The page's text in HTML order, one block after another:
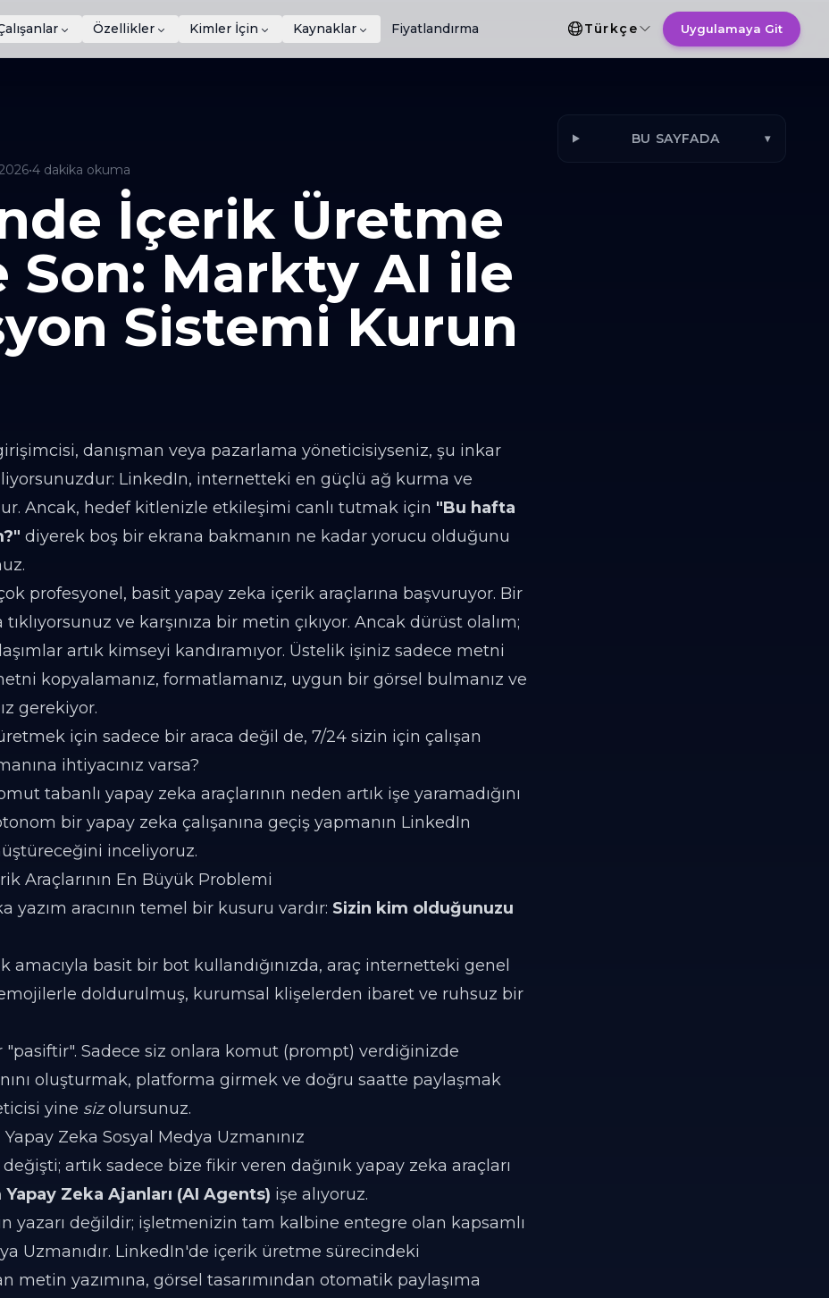
Özellikler Kimler İçin Kaynaklar Fiyatlandırma Dil Seçimi
Türkçe Uygulamaya Git
•4 dakika okuma
İçerik Üretme
Son: Markty AI ile
Sistemi Kurun
danışman veya pazarlama yöneticisiyseniz, şu inkar
LinkedIn, internetteki en güçlü ağ kurma ve
Ancak, hedef kitlenizle etkileşimi canlı tutmak için "Bu hafta
diyerek boş bir ekrana bakmanın ne kadar yorucu olduğunu
profesyonel, basit yapay zeka içerik araçlarına başvuruyor. Bir
ve karşınıza bir metin çıkıyor. Ancak dürüst olalım;
artık kimseyi kandıramıyor. Üstelik işiniz sadece metni
kopyalamanız, formatlamanız, uygun bir görsel bulmanız ve
gerekiyor.
için sadece bir araca değil de, 7/24 sizin için çalışan
ihtiyacınız varsa?
tabanlı yapay zeka araçlarının neden artık işe yaramadığını
bir yapay zeka çalışanına geçiş yapmanın LinkedIn
inceliyoruz.
Araçlarının En Büyük Problemi
yazım aracının temel bir kusuru vardır: Sizin kim olduğunuzu
basit bir bot kullandığınızda, araç internetteki genel
doldurulmuş, kurumsal klişelerden ibaret ve ruhsuz bir
"pasiftir". Sadece siz onlara komut (prompt) verdiğinizde
oluşturmak, platforma girmek ve doğru saatte paylaşmak
yine sizolursunuz.
Zeka Sosyal Medya Uzmanınız
artık sadece bize fikir veren dağınık yapay zeka araçları
Zeka Ajanları (AI Agents) işe alıyoruz.
yazarı değildir; işletmenizin tam kalbine entegre olan kapsamlı
Uzmanıdır. LinkedIn'de içerik üretme sürecindeki
metin yazımına, görsel tasarımından otomatik paylaşıma
BU SAYFADA ▾